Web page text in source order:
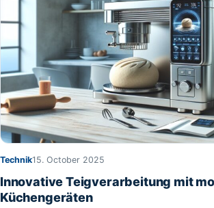
Technik15. October 2025
Innovative Teigverarbeitung mit
Küchengeräten